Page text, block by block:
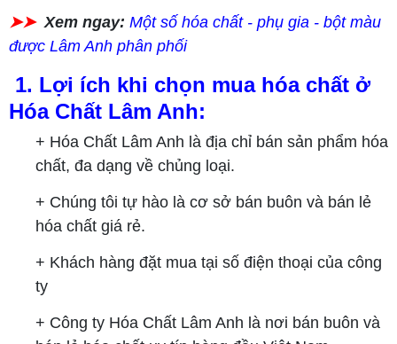
➤➤ Xem ngay: Một số hóa chất - phụ gia - bột màu
được Lâm Anh phân phối
1. Lợi ích khi chọn mua hóa chất ở
Hóa Chất Lâm Anh:
+ Hóa Chất Lâm Anh là địa chỉ bán sản phẩm hóa
chất, đa dạng về chủng loại.
+ Chúng tôi tự hào là cơ sở bán buôn và bán lẻ
hóa chất giá rẻ.
+ Khách hàng đặt mua tại số điện thoại của công
ty
+ Công ty Hóa Chất Lâm Anh là nơi bán buôn và